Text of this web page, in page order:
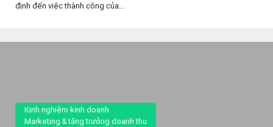
định đến việc thành công của...
Kinh nghiệm kinh doanh
Marketing & tăng trưởng doanh thu